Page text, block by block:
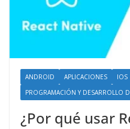
ANDROID APLICACIONES
IOS
PROGRAMACIÓN Y DESARROLLO
¿Por qué usar